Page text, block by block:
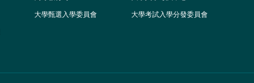
大學甄選入學委員會 大學考試入學分發委員會